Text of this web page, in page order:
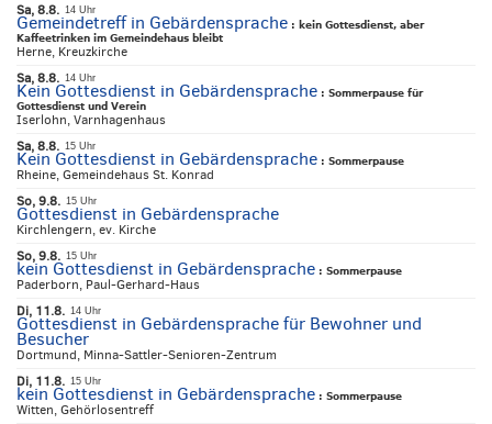
Sa, 8.8. 14 Uhr
Gemeindetreff in Gebärdensprache : kein Gottesdienst, aber
Kaffeetrinken im Gemeindehaus bleibt
Herne, Kreuzkirche
Sa, 8.8. 14 Uhr
Kein Gottesdienst in Gebärdensprache : Sommerpause für
Gottesdienst und Verein
Iserlohn, Varnhagenhaus
Sa, 8.8. 15 Uhr
Kein Gottesdienst in Gebärdensprache : Sommerpause
Rheine, Gemeindehaus St. Konrad
So, 9.8. 15 Uhr
Gottesdienst in Gebärdensprache
Kirchlengern, ev. Kirche
So, 9.8. 15 Uhr
kein Gottesdienst in Gebärdensprache : Sommerpause
Paderborn, Paul-Gerhard-Haus
Di, 11.8. 14 Uhr
Gottesdienst in Gebärdensprache für Bewohner und
Besucher
Dortmund, Minna-Sattler-Senioren-Zentrum
Di, 11.8. 15 Uhr
kein Gottesdienst in Gebärdensprache : Sommerpause
Witten, Gehörlosentreff